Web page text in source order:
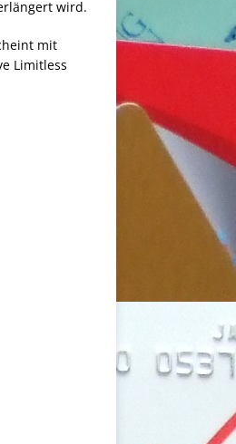
wird.
mit
Limitless